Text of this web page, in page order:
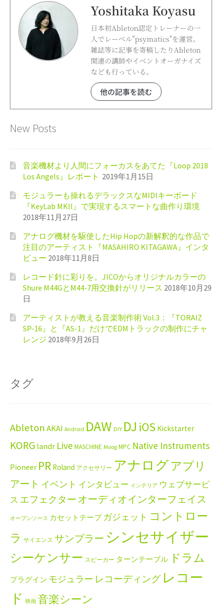
Yoshitaka Koyasu
日本初Ableton認定トレーナーの一
人でレーベル"psymatics"を運営。
雑誌等に記事を寄稿したりAbleton
関連の講師やイベントオーガナイズ
なども行っている。
他の記事を読む
New Posts
音楽機材より人間にフォーカスをあてた『Loop 2018
Los Angels』レポート 2019年1月15日
モジュラーも操れるデラックスなMIDIキーボード
『KeyLab MKll』で実現するスマートな曲作り環境
2018年11月27日
アナログ機材を駆使したHip Hopの新解釈的な作品で
注目のアーティスト『MASAHIRO KITAGAWA』インタ
ビュー 2018年11月8日
レコード針に彩りを。JICOからオリジナルカラーの
Shure M44GとM44-7用交換針がリリース 2018年10月29
日
アーティストが教える音楽制作術 Vol.3：『TORAIZ
SP-16』と『AS-1』だけでEDMトラックの制作にチャ
レンジ 2018年9月26日
タグ
Ableton AKAI Android DAW DIY DJ iOS Kickstarter
KORG landr Live MASCHINE Moog MPC Native Instruments
Pioneer PR Roland アクセサリー アナログアプリ
アート イベント インタビュー インテリア ウェブサービ
ス エフェクター オーディオインターフェイス
オープンソース カセットテープ ガジェット コントロー
ラ サイエンス サンプラー シンセサイザー
シーケンサー スピーカー ターンテーブル ドラム
プラグイン モジュラー レコーディング レコー
ド 映画 音楽シーン